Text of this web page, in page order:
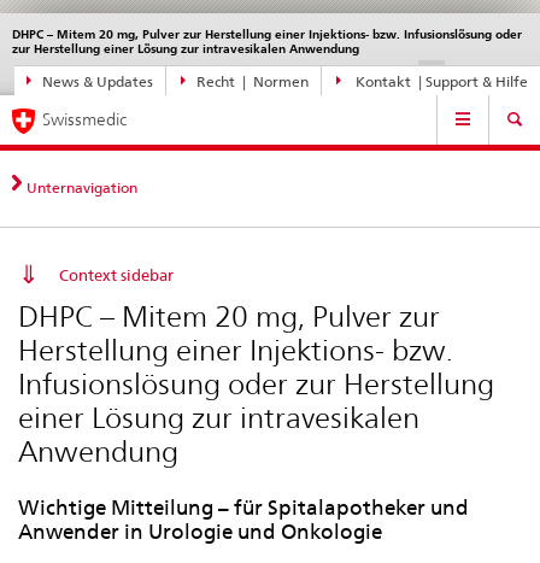
Direktnavigation
News,
Rechtsgrundlagen,
Kontakt
News & Updates Recht | Normen Kontakt | Support & Hilfe
DHPC – Mitem 20 mg, Pulver zur Herstellung einer Injektions- bzw. Infusionslösung oder
zur Herstellung einer Lösung zur intravesikalen Anwendung
Sprachwahl
DE IT EN
Service
navigation
Hauptnavigation
Swissmedic
Unternavigation
Context sidebar
DHPC – Mitem 20 mg, Pulver zur
Herstellung einer Injektions- bzw.
Infusionslösung oder zur Herstellung
einer Lösung zur intravesikalen
Anwendung
Wichtige Mitteilung – für Spitalapotheker und
Anwender in Urologie und Onkologie